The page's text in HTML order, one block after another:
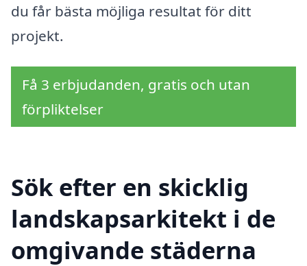
du får bästa möjliga resultat för ditt
projekt.
Få 3 erbjudanden, gratis och utan
förpliktelser
Sök efter en skicklig
landskapsarkitekt i de
omgivande städerna